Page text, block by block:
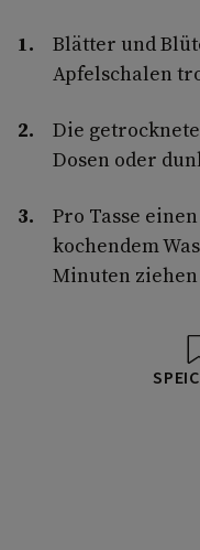
Blätter und
Apfelschalen
Die
Dosen oder
Pro Tasse
kochendem
Minuten ziehen